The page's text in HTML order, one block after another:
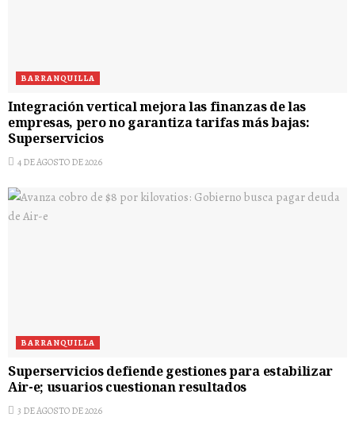
BARRANQUILLA
Integración vertical mejora las finanzas de las
empresas, pero no garantiza tarifas más bajas:
Superservicios
4 DE AGOSTO DE 2026
BARRANQUILLA
Superservicios defiende gestiones para estabilizar
Air-e; usuarios cuestionan resultados
3 DE AGOSTO DE 2026